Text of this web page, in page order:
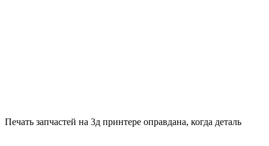
Печать запчастей на 3д принтере оправдана, когда деталь